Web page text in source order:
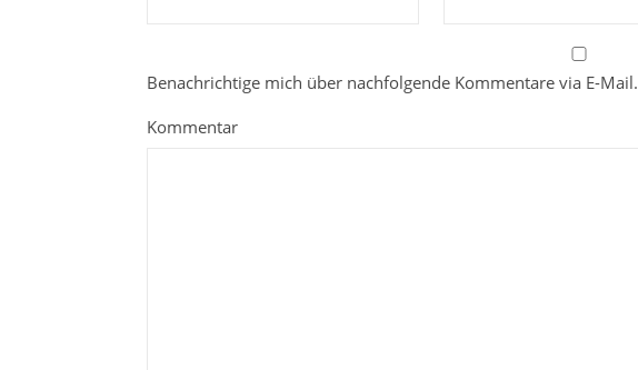
Benachrichtige mich über nachfolgende Kommentare via E-Mail.
Kommentar